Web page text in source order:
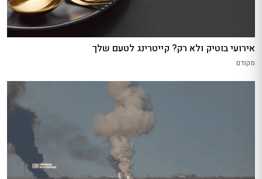
אירועי בוטיק ולא רק? קייטרינג לטעם שלך
מקודם